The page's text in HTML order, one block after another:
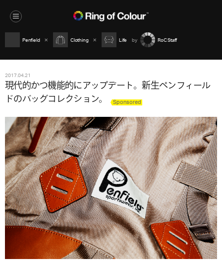
Penfield Clothing Life RoC Staff
2017.04.21
現代的かつ機能的にアップデート。新生ペンフィール
ドのバッグコレクション。 Sponsored